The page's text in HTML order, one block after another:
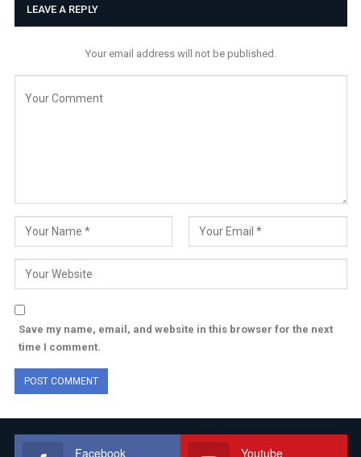
LEAVE A REPLY
Your email address will not be published.
Save my name, email, and website in this browser for the next
time I comment.
Facebook Youtube